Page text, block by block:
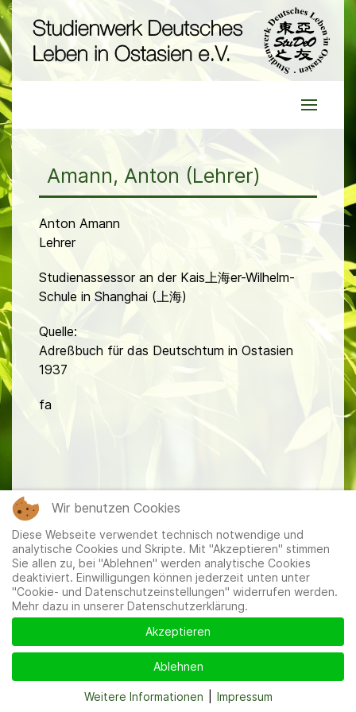
Amann, Anton (Lehrer)
Anton Amann
Lehrer
Studienassessor an der Kais上海er-Wilhelm-
Schule in Shanghai (上海)
Quelle:
Adreßbuch für das Deutschtum in Ostasien
1937
fa
und Datenschutzeinstellungen
Wir benutzen Cookies
Diese Webseite verwendet technisch notwendige und
analytische Cookies und Skripte. Mit "Akzeptieren" stimmen
Sie allen zu, bei "Ablehnen" werden analytische Cookies
deaktiviert. Einwilligungen können jederzeit unten unter
"Cookie- und Datenschutzeinstellungen" widerrufen werden.
Mehr dazu in unserer Datenschutzerklärung.
Akzeptieren
Ablehnen
Weitere Informationen Impressum